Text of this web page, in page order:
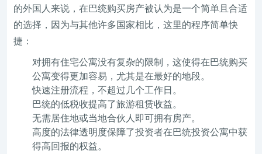
的外国人来说，在巴统购买房产被认为是一个简单且合适
的选择，因为与其他许多国家相比，这里的程序简单快
捷：
对拥有住宅公寓没有复杂的限制，这使得在巴统购买
公寓变得更加容易，尤其是在最好的地段。
快速注册流程，不超过几个工作日。
巴统的低税收提高了旅游租赁收益。
无需居住地或当地合伙人即可拥有房产。
高度的法律透明度保障了投资者在巴统投资公寓中获
得高回报的权益。